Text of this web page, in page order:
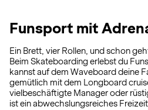
Funsport mit
Ein Brett, vier Rollen, und schon
Beim Skateboarding erlebst du
kannst auf dem Waveboard deine
gemütlich mit dem Longboard
vielbeschäftigte Manager oder
ist ein abwechslungsreiches